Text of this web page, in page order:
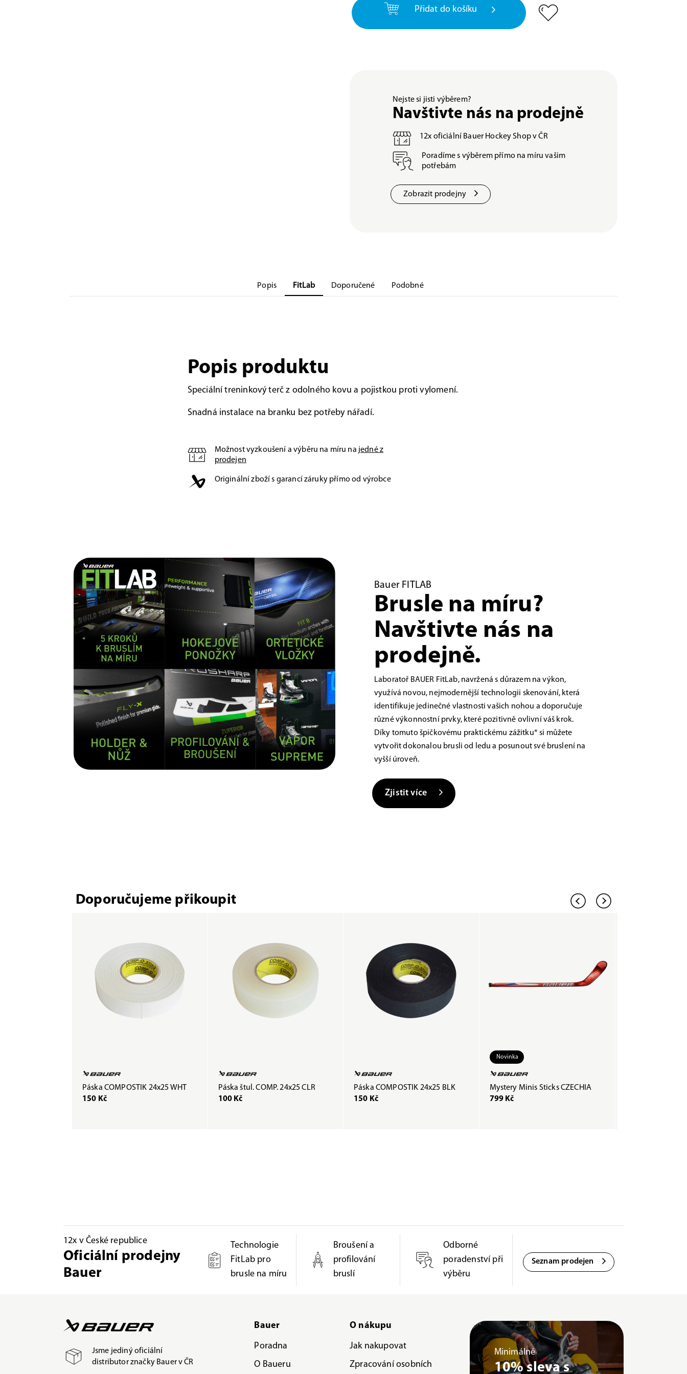
Přidat do košíku
Nejste si jisti výběrem?
Navštivte nás na prodejně
12x oficiální Bauer Hockey Shop v ČR
Poradíme s výběrem přímo na míru vašim
potřebám
Zobrazit prodejny
Popis FitLab Doporučené Podobné
Popis produktu
Speciální treninkový terč z odolného kovu a pojistkou proti vylomení.
Snadná instalace na branku bez potřeby nářadí.
Možnost vyzkoušení a výběru na míru na jedné z
prodejen
Originální zboží s garancí záruky přímo od výrobce
Bauer FITLAB
Brusle na míru?
Navštivte nás na
prodejně.
Laboratoř BAUER FitLab, navržená s důrazem na výkon,
využívá novou, nejmodernější technologii skenování, která
identifikuje jedinečné vlastnosti vašich nohou a doporučuje
různé výkonnostní prvky, které pozitivně ovlivní váš krok.
Díky tomuto špičkovému praktickému zážitku* si můžete
vytvořit dokonalou brusli od ledu a posunout své bruslení na
vyšší úroveň.
Zjistit více
Doporučujeme přikoupit
Páska COMPOSTIK 24x25 WHT
150 Kč
Páska štul. COMP. 24x25 CLR
100 Kč
Páska COMPOSTIK 24x25 BLK
150 Kč
Novinka
Mystery Minis Sticks CZECHIA
799 Kč
12x v České republice
Oficiální prodejny
Bauer
Technologie
FitLab pro
brusle na míru
Broušení a
profilování
bruslí
Odborné
poradenství při
výběru
Seznam prodejen
Jsme jediný oficiální
distributor značky Bauer v ČR
Bauer
Poradna
O Baueru
O nákupu
Jak nakupovat
Zpracování osobních
Minimálně
10% sleva s